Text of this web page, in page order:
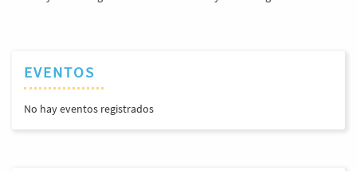
EVENTOS
No hay eventos registrados